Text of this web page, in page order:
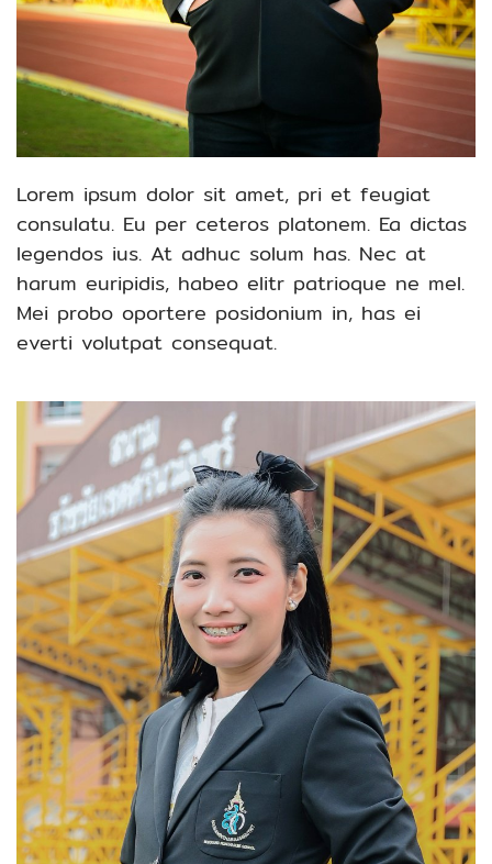
Lorem ipsum dolor sit amet, pri et feugiat
consulatu. Eu per ceteros platonem. Ea dictas
legendos ius. At adhuc solum has. Nec at
harum euripidis, habeo elitr patrioque ne mel.
Mei probo oportere posidonium in, has ei
everti volutpat consequat.